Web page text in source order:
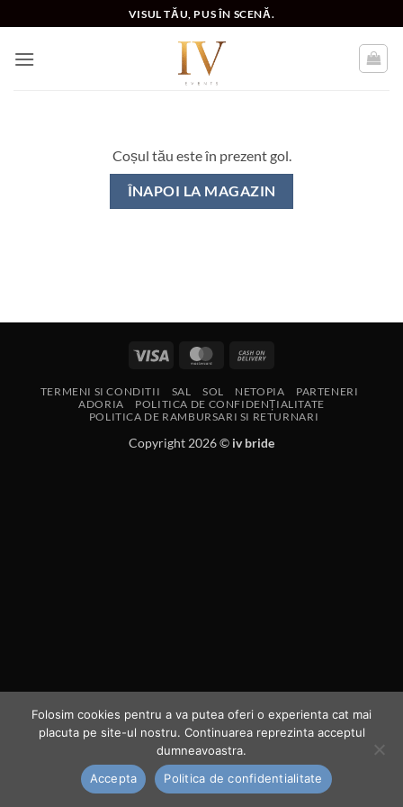
to
content
VISUL TĂU, PUS ÎN SCENĂ.
Coșul tău este în prezent gol.
ÎNAPOI LA MAGAZIN
Visa MasterCard
Delivery
TERMENI SI CONDITII SAL SOL NETOPIA
PARTENERI
ADORIA
POLITICA DE CONFIDENȚIALITATE
POLITICA DE RAMBURSARI SI RETURNARI
Copyright 2026 © iv bride
Folosim cookies pentru a va putea oferi o experienta cat mai
placuta pe site-ul nostru. Continuarea reprezinta acceptul
dumneavoastra.
Accepta
Politica de confidentialitate